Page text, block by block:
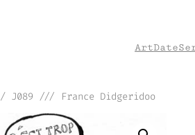
ArtDate
/ J089 /// France Didgeridoo